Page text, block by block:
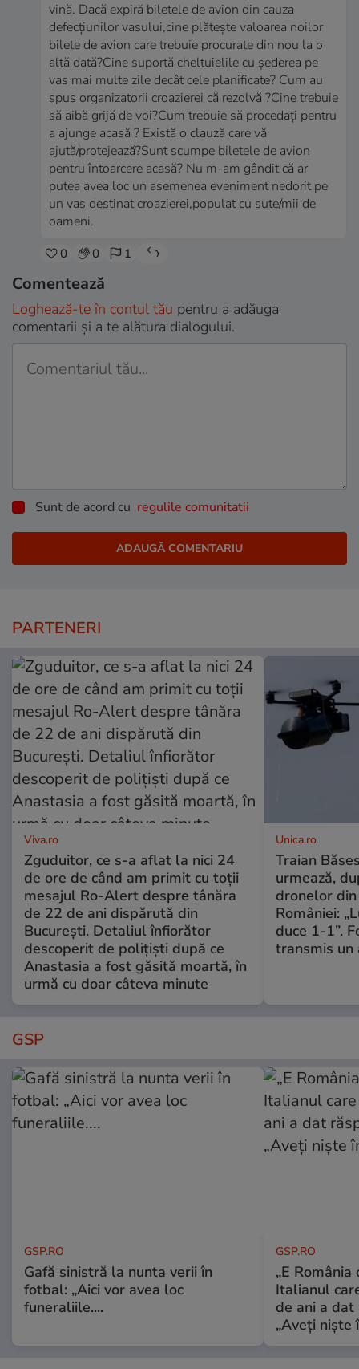
vină. Dacă expiră biletele de avion din cauza
defecțiunilor vasului,cine plătește valoarea noilor
bilete de avion care trebuie procurate din nou la o
altă dată?Cine suportă cheltuielile cu șederea pe
vas mai multe zile decât cele planificate? Cum au
spus organizatorii croazierei că rezolvă ?Cine trebuie
să aibă grijă de voi?Cum trebuie să procedați pentru
a ajunge acasă ? Există o clauză care vă
ajută/protejează?Sunt scumpe biletele de avion
pentru întoarcere acasă? Nu m-am gândit că ar
putea avea loc un asemenea eveniment nedorit pe
un vas destinat croazierei,populat cu sute/mii de
oameni.
0 0 1
Comentează
Loghează-te în contul tău pentru a adăuga
comentarii și a te alătura dialogului.
Sunt de acord cu regulile comunitatii
PARTENERI
Viva.ro
Zguduitor, ce s-a aflat la nici 24
de ore de când am primit cu toții
mesajul Ro-Alert despre tânăra
de 22 de ani dispărută din
București. Detaliul înfiorător
descoperit de polițiști după ce
Anastasia a fost găsită moartă, în
urmă cu doar câteva minute
Unica.ro
Traian
urmează,
dronelor
României:
duce 1-1”.
transmis un
GSP
GSP.RO
Gafă sinistră la nunta verii în
fotbal: „Aici vor avea loc
funeraliile....
GSP.RO
„E
Italianul
de ani a
„Aveți niște